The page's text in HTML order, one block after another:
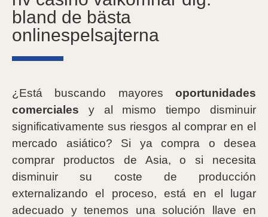
bland de bästa
onlinespelsajterna
¿Está buscando mayores oportunidades
comerciales y al mismo tiempo disminuir
significativamente sus riesgos al comprar en el
mercado asiático? Si ya compra o desea
comprar productos de Asia, o si necesita
disminuir su coste de producción
externalizando el proceso, está en el lugar
adecuado y tenemos una solución llave en